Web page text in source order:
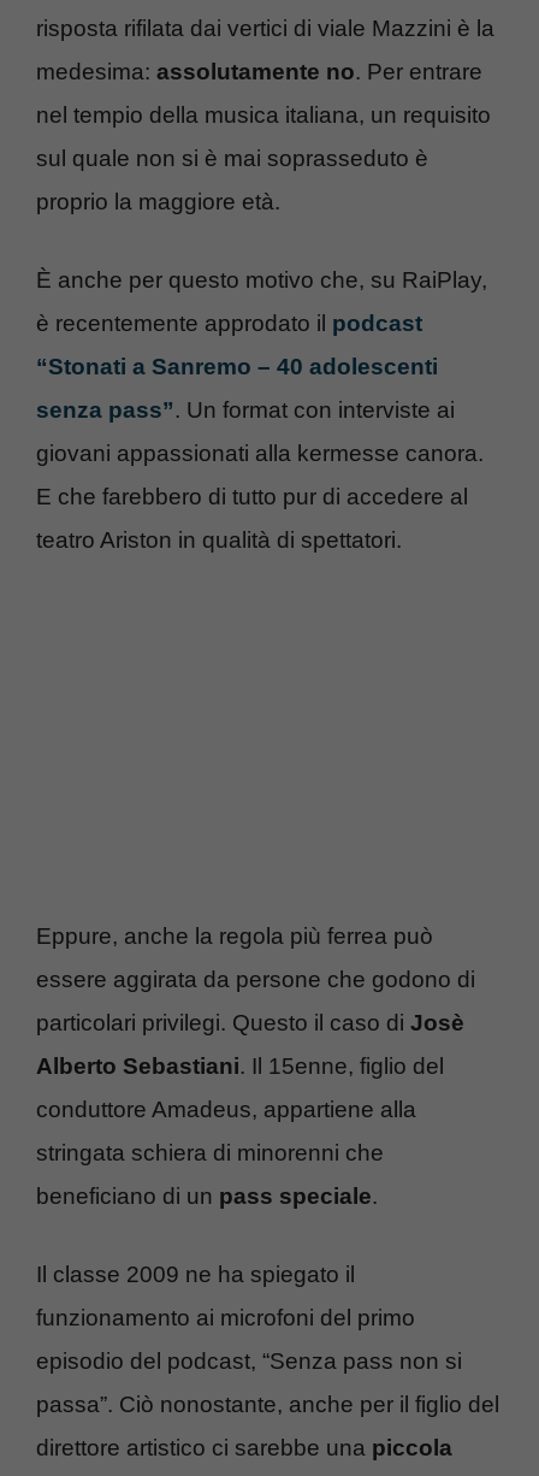
risposta rifilata dai vertici di viale Mazzini è la
medesima: assolutamente no. Per entrare
nel tempio della musica italiana, un requisito
sul quale non si è mai soprasseduto è
proprio la maggiore età.
È anche per questo motivo che, su RaiPlay,
è recentemente approdato il podcast
“Stonati a Sanremo – 40 adolescenti
senza pass”. Un format con interviste ai
giovani appassionati alla kermesse canora.
E che farebbero di tutto pur di accedere al
teatro Ariston in qualità di spettatori.
Eppure, anche la regola più ferrea può
essere aggirata da persone che godono di
particolari privilegi. Questo il caso di Josè
Alberto Sebastiani. Il 15enne, figlio del
conduttore Amadeus, appartiene alla
stringata schiera di minorenni che
beneficiano di un pass speciale.
Il classe 2009 ne ha spiegato il
funzionamento ai microfoni del primo
episodio del podcast, “Senza pass non si
passa”. Ciò nonostante, anche per il figlio del
direttore artistico ci sarebbe una piccola